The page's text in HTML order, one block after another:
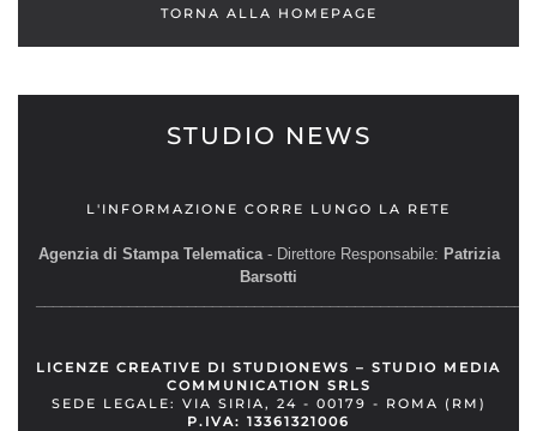
TORNA ALLA HOMEPAGE
STUDIO NEWS
L'INFORMAZIONE CORRE LUNGO LA RETE
Agenzia di Stampa Telematica- Direttore Responsabile: Patrizia
Barsotti
LICENZE CREATIVE DI STUDIONEWS – STUDIO MEDIA
COMMUNICATION SRLS
SEDE LEGALE: VIA SIRIA, 24 - 00179 - ROMA (RM)
P.IVA: 13361321006